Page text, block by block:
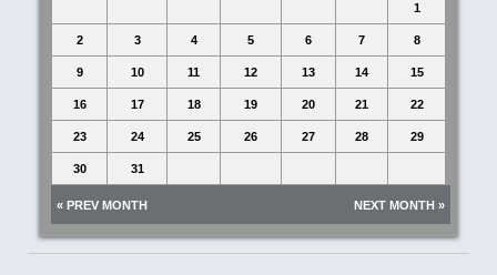
1
2 3 4 5 6 7 8
9 10 11 12 13 14 15
16 17 18 19 20 21 22
23 24 25 26 27 28 29
30 31
« PREV MONTH NEXT MONTH »